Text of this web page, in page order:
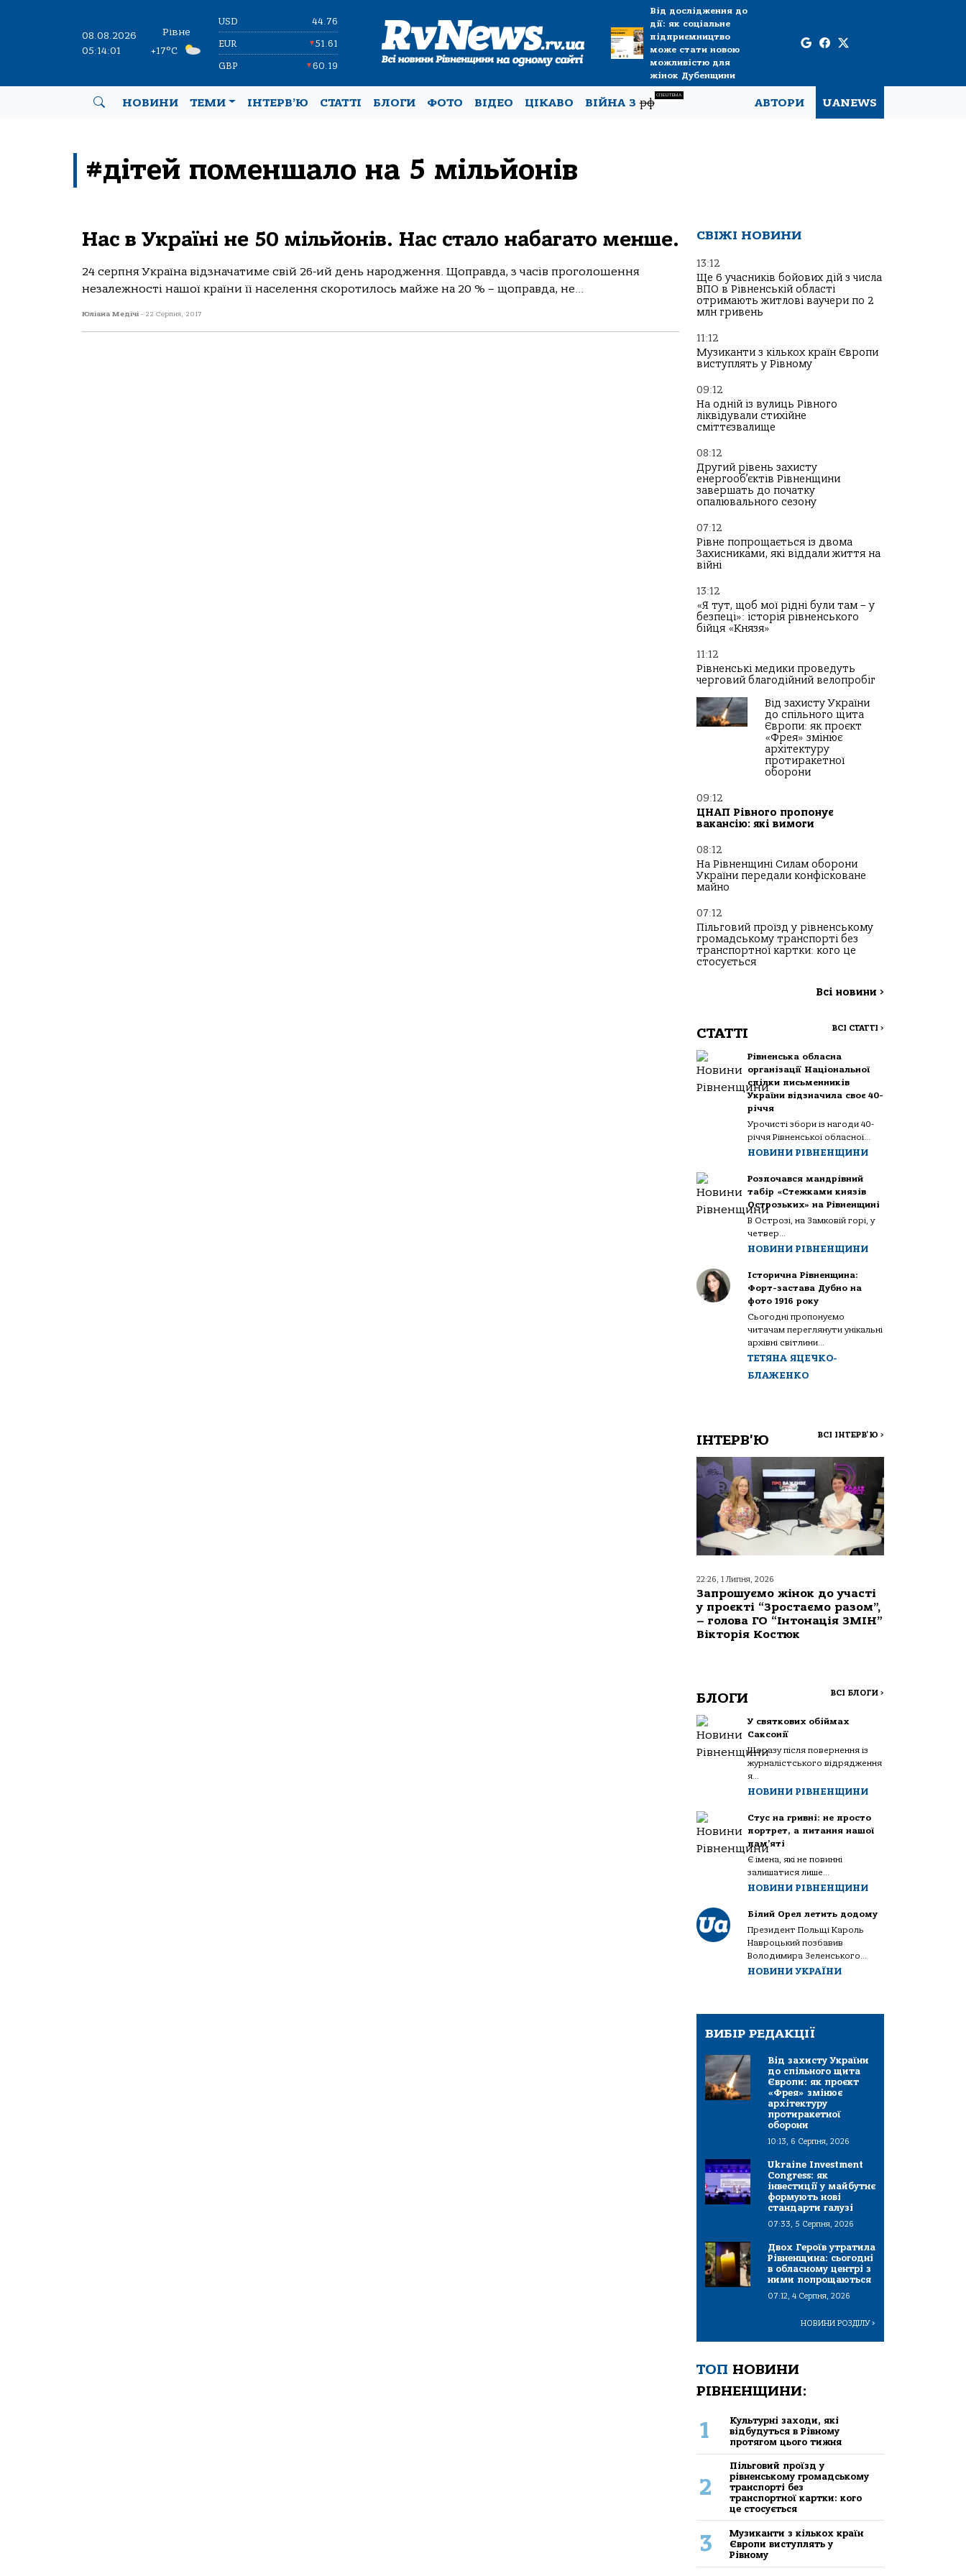
08.08.2026
05:14:02
Рівне
+17°C
USD 44.76
EUR ▼51.61
GBP ▼60.19
Від дослідження до
дії: як соціальне
підприємництво
може стати новою
можливістю для
жінок Дубенщини
НОВИНИ ТЕМИ ІНТЕРВ’Ю СТАТТІ БЛОГИ ФОТО ВІДЕО ЦІКАВО ВІЙНА Зрф
СПЕЦТЕМА
АВТОРИ UANEWS
#дітей поменшало на 5 мільйонів
Нас в Україні не 50 мільйонів. Нас стало набагато менше.
24 серпня Україна відзначатиме свій 26-ий день народження. Щоправда, з часів проголошення
незалежності нашої країни її населення скоротилось майже на 20 % – щоправда, не...
Юліана Медічі - 22 Серпня, 2017
СВІЖІ НОВИНИ
13:12
Ще 6 учасників бойових дій з числа
ВПО в Рівненській області
отримають житлові ваучери по 2
млн гривень
11:12
Музиканти з кількох країн Європи
виступлять у Рівному
09:12
На одній із вулиць Рівного
ліквідували стихійне
сміттєзвалище
08:12
Другий рівень захисту
енергооб’єктів Рівненщини
завершать до початку
опалювального сезону
07:12
Рівне попрощається із двома
Захисниками, які віддали життя на
війні
13:12
«Я тут, щоб мої рідні були там – у
безпеці»: історія рівненського
бійця «Князя»
11:12
Рівненські медики проведуть
черговий благодійний велопробіг
Від захисту України
до спільного щита
Європи: як проєкт
«Фрея» змінює
архітектуру
протиракетної
оборони
09:12
ЦНАП Рівного пропонує
вакансію: які вимоги
08:12
На Рівненщині Силам оборони
України передали конфісковане
майно
07:12
Пільговий проїзд у рівненському
громадському транспорті без
транспортної картки: кого це
стосується
Всі новини >
СТАТТІ ВСІ СТАТТІ >
Рівненська обласна
організації Національної
спілки письменників
України відзначила своє 40-
річчя
Урочисті збори із нагоди 40-
річчя Рівненської обласної...
НОВИНИ РІВНЕНЩИНИ
Розпочався мандрівний
табір «Стежками князів
Острозьких» на Рівненщині
В Острозі, на Замковій горі, у
четвер...
НОВИНИ РІВНЕНЩИНИ
Історична Рівненщина:
Форт-застава Дубно на
фото 1916 року
Сьогодні пропонуємо
читачам переглянути унікальні
архівні світлини...
ТЕТЯНА ЯЦЕЧКО-
БЛАЖЕНКО
ІНТЕРВ'Ю ВСІ ІНТЕРВ'Ю >
22:26, 1 Липня, 2026
Запрошуємо жінок до участі
у проєкті “Зростаємо разом”,
– голова ГО “Інтонація ЗМІН”
Вікторія Костюк
БЛОГИ ВСІ БЛОГИ >
У святкових обіймах
Саксонії
Щоразу після повернення із
журналістського відрядження
я...
НОВИНИ РІВНЕНЩИНИ
Стус на гривні: не просто
портрет, а питання нашої
пам’яті
Є імена, які не повинні
залишатися лише...
НОВИНИ РІВНЕНЩИНИ
Білий Орел летить додому
Президент Польщі Кароль
Навроцький позбавив
Володимира Зеленського...
НОВИНИ УКРАЇНИ
ВИБІР РЕДАКЦІЇ
Від захисту України
до спільного щита
Європи: як проєкт
«Фрея» змінює
архітектуру
протиракетної
оборони
10:13, 6 Серпня, 2026
Ukraine Investment
Congress: як
інвестиції у майбутнє
формують нові
стандарти галузі
07:33, 5 Серпня, 2026
Двох Героїв утратила
Рівненщина: сьогодні
в обласному центрі з
ними попрощаються
07:12, 4 Серпня, 2026
НОВИНИ РОЗДІЛУ>
ТОП НОВИНИ
РІВНЕНЩИНИ:
1
Культурні заходи, які
відбудуться в Рівному
протягом цього тижня
2
Пільговий проїзд у
рівненському громадському
транспорті без
транспортної картки: кого
це стосується
3
Музиканти з кількох країн
Європи виступлять у
Рівному